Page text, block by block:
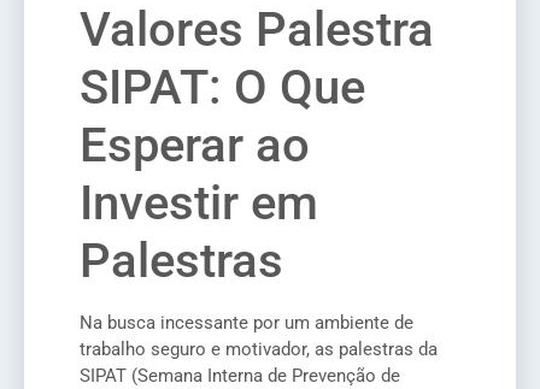
Valores Palestra
SIPAT: O Que
Esperar ao
Investir em
Palestras
Na busca incessante por um ambiente de
trabalho seguro e motivador, as palestras da
SIPAT (Semana Interna de Prevenção de